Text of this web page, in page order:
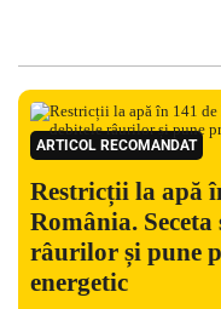
ARTICOL RECOMANDAT
Restricții la apă
România. Seceta
râurilor și pune
energetic